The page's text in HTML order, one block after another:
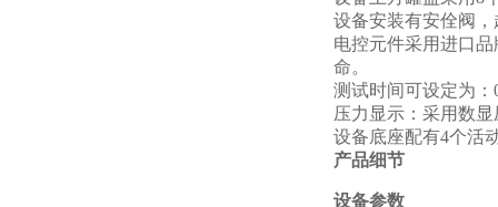
设备安装有安佺阀
电控元件采用进口
命。
测试时间可设定为
压力显示：采用数
设备底座配有4个活
产品细节
设备参数